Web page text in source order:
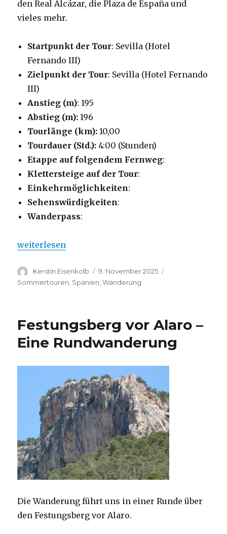
den Real Alcázar, die Plaza de España und
vieles mehr.
Startpunkt der Tour: Sevilla (Hotel
Fernando III)
Zielpunkt der Tour: Sevilla (Hotel Fernando
III)
Anstieg (m): 195
Abstieg (m): 196
Tourlänge (km):10,00
Tourdauer (Std.): 4:00 (Stunden)
Etappe auf folgendem Fernweg:
Klettersteige auf der Tour:
Einkehrmöglichkeiten:
Sehenswürdigkeiten:
Wanderpass:
„Citywalk – Sevilla-Süd“
weiterlesen
Autor
Kerstin Eisenkolb
Veröffentlicht
am
9. November 2025
Sommertouren Spanien ,Wanderung
Festungsberg vor Alaro –
Eine Rundwanderung
Die Wanderung führt uns in einer Runde über
den Festungsberg vor Alaro.